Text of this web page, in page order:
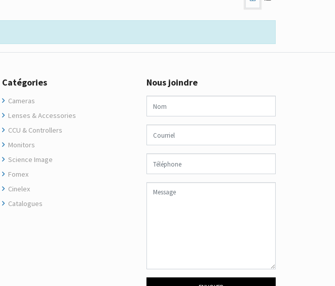
Catégories
Cameras
Lenses & Accessories
CCU & Controllers
Monitors
Science Image
Fomex
Cinelex
Catalogues
Nous joindre